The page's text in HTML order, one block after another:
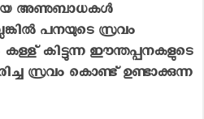
അണുബാധകൾ
പനയുടെ സ്രവം
കിട്ടുന്ന ഈന്തപ്പനകളുടെ
സ്രവം കൊണ്ട് ഉണ്ടാക്കുന്ന